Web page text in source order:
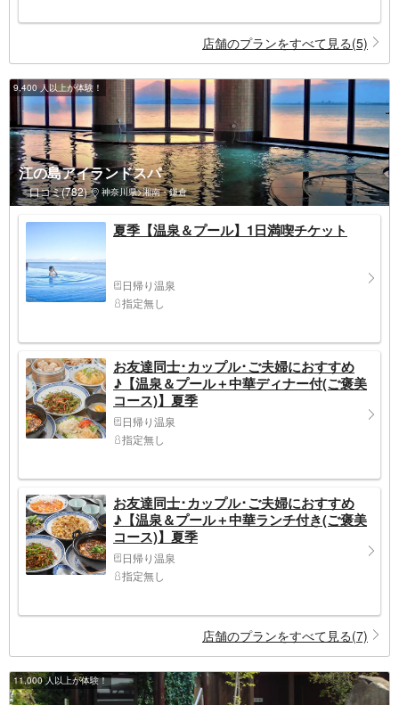
店舗のプランをすべて見る(5)
9,400 人以上が体験！
江の島アイランドスパ
口コミ(782) 神奈川県>湘南・鎌倉
夏季【温泉＆プール】1日満喫チケット
日帰り温泉
指定無し
お友達同士･カップル･ご夫婦におすすめ
♪【温泉＆プール＋中華ディナー付(ご褒美
コース)】夏季
日帰り温泉
指定無し
お友達同士･カップル･ご夫婦におすすめ
♪【温泉＆プール＋中華ランチ付き(ご褒美
コース)】夏季
日帰り温泉
指定無し
店舗のプランをすべて見る(7)
11,000 人以上が体験！